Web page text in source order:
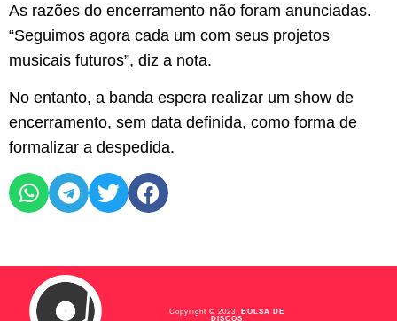
As razões do encerramento não foram anunciadas.
“Seguimos agora cada um com seus projetos
musicais futuros”, diz a nota.
No entanto, a banda espera realizar um show de
encerramento, sem data definida, como forma de
formalizar a despedida.
Copyright © 2023,
BOLSA DE
DISCOS